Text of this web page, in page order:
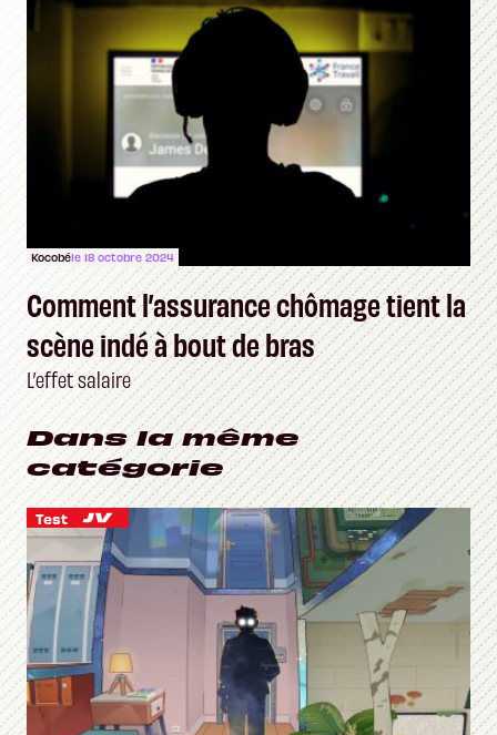
Kocobéle 18 octobre 2024
Comment l’assurance chômage tient la
scène indé à bout de bras
L’effet salaire
Dans la même
catégorie
Test